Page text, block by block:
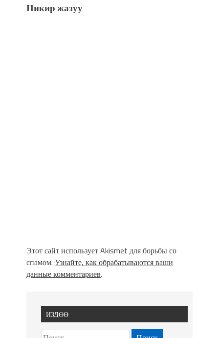
Пикир жазуу
Этот сайт использует Akismet для борьбы со
спамом. Узнайте, как обрабатываются ваши
данные комментариев.
ИЗДӨӨ